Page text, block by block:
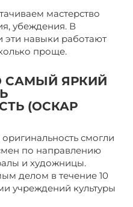
мастерство
убеждения. В
навыки работают
проще.
САМЫЙ ЯРКИЙ
(ОСКАР
смогли
по направлению
и художницы.
делом в течение 10
учреждений культуры